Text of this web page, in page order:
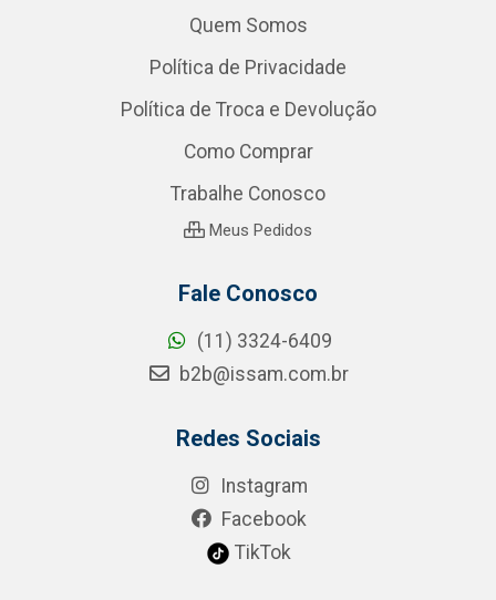
Quem Somos
Política de Privacidade
Política de Troca e Devolução
Como Comprar
Trabalhe Conosco
Meus Pedidos
Fale Conosco
(11) 3324-6409
b2b@issam.com.br
Redes Sociais
Instagram
Facebook
TikTok